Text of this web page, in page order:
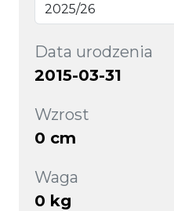
Data urodzenia
2015-03-31
Wzrost
0 cm
Waga
0 kg